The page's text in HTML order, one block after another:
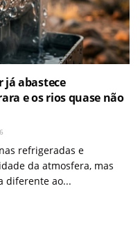
já abastece
e os rios quase não
refrigeradas e
da atmosfera, mas
diferente ao...